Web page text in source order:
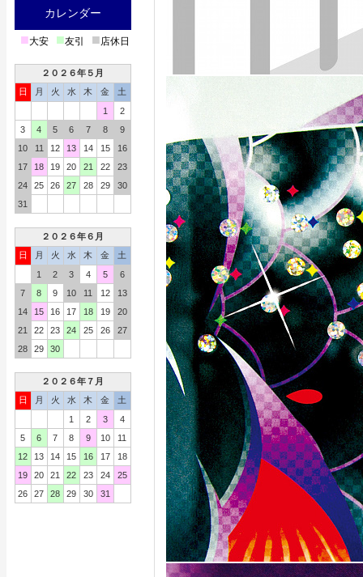
カレンダー
■大安 ■友引 ■店休日
２０２６年５月
日
月 火 水 木 金
土
1
2
3
4 5 6 7 8
9
10
11 12 13 14 15
16
17
18 19 20 21 22
23
24
25 26 27 28 29
30
31
２０２６年６月
日
月 火 水 木 金
土
1
2 3 4 5
6
7
8 9 10 11 12
13
14
15 16 17 18 19
20
21
22 23 24 25 26
27
28
29 30
２０２６年７月
日
月 火 水 木 金
土
1
2 3
4
5
6 7 8 9 10
11
12
13 14 15 16 17
18
19
20 21 22 23 24
25
26
27 28 29 30 31